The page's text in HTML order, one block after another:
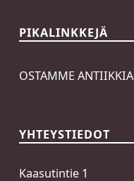
PIKALINKKEJÄ
OSTAMME ANTIIKKIA
YHTEYSTIEDOT
Kaasutintie 1